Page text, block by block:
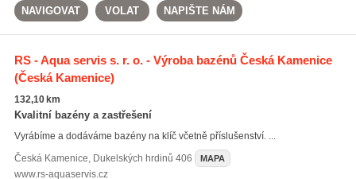
NAVIGOVAT VOLAT NAPIŠTE NÁM
RS - Aqua servis s. r. o. - Výroba bazénů Česká Kamenice
(Česká Kamenice)
132,10 km
Kvalitní bazény a zastřešení
Vyrábíme a dodáváme bazény na klíč včetně příslušenství. ...
Česká Kamenice, Dukelských hrdinů 406 MAPA
www.rs-aquaservis.cz